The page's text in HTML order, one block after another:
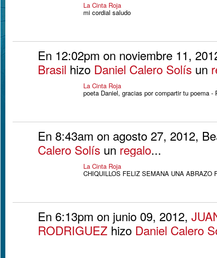
La Cinta Roja
mi cordial saludo
En 12:02pm on noviembre 11,
Brasil hizo Daniel Calero Solís un
La Cinta Roja
poeta Daniel, gracias por compartir tu poema -
En 8:43am on agosto 27, 2012,
Calero Solís un regalo...
La Cinta Roja
CHIQUILLOS FELIZ SEMANA UNA ABRAZO
En 6:13pm on junio 09, 2012,
RODRIGUEZ hizo Daniel Calero